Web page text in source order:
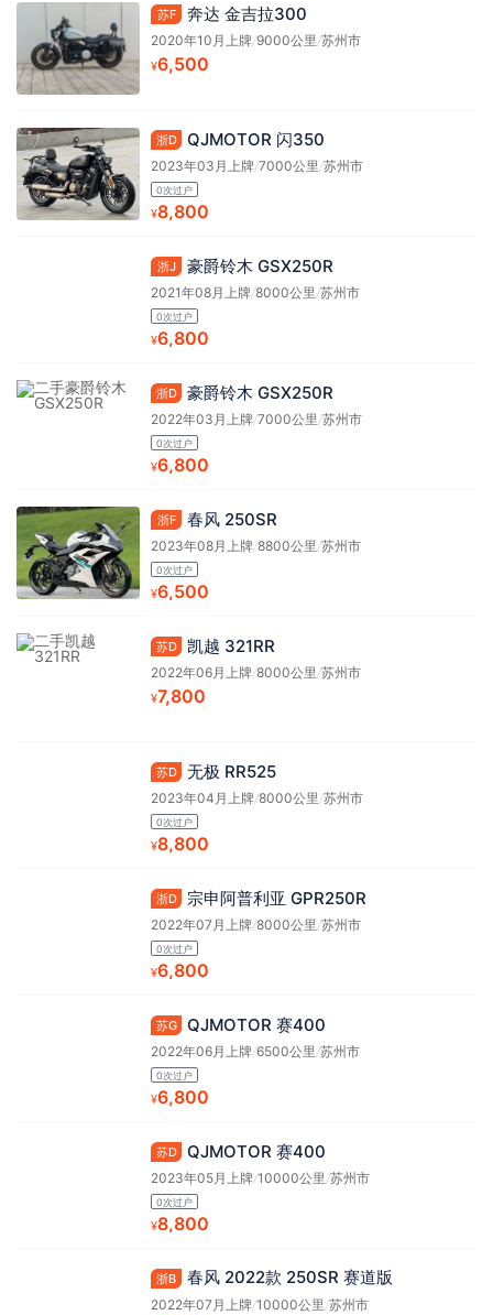
苏F 奔达 金吉拉300
2020年10月上牌/9000公里/苏州市
¥6,500
浙D QJMOTOR 闪350
2023年03月上牌/7000公里/苏州市
0次过户
¥8,800
浙J 豪爵铃木 GSX250R
2021年08月上牌/8000公里/苏州市
0次过户
¥6,800
浙D 豪爵铃木 GSX250R
2022年03月上牌/7000公里/苏州市
0次过户
¥6,800
浙F 春风 250SR
2023年08月上牌/8800公里/苏州市
0次过户
¥6,500
苏D 凯越 321RR
2022年06月上牌/8000公里/苏州市
¥7,800
苏D 无极 RR525
2023年04月上牌/8000公里/苏州市
0次过户
¥8,800
浙D 宗申阿普利亚 GPR250R
2022年07月上牌/8000公里/苏州市
0次过户
¥6,800
苏G QJMOTOR 赛400
2022年06月上牌/6500公里/苏州市
0次过户
¥6,800
苏D QJMOTOR 赛400
2023年05月上牌/10000公里 /苏州市
0次过户
¥8,800
浙B 春风 2022款 250SR 赛道版
2022年07月上牌/10000公里 /苏州市